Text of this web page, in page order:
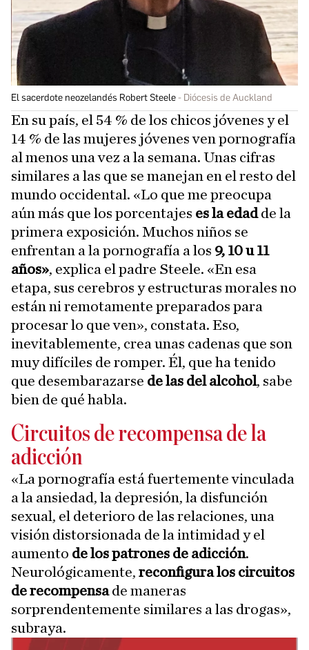
El sacerdote neozelandés Robert Steele Diócesis de Auckland
En su país, el 54 % de los chicos jóvenes y el
14 % de las mujeres jóvenes ven pornografía
al menos una vez a la semana. Unas cifras
similares a las que se manejan en el resto del
mundo occidental. «Lo que me preocupa
aún más que los porcentajes es la edadde la
primera exposición. Muchos niños se
enfrentan a la pornografía a los 9, 10 u 11
años», explica el padre Steele. «En esa
etapa, sus cerebros y estructuras morales no
están ni remotamente preparados para
procesar lo que ven», constata. Eso,
inevitablemente, crea unas cadenas que son
muy difíciles de romper. Él, que ha tenido
que desembarazarse de las del alcohol, sabe
bien de qué habla.
Circuitos de recompensa de la
adicción
«La pornografía está fuertemente vinculada
a la ansiedad, la depresión, la disfunción
sexual, el deterioro de las relaciones, una
visión distorsionada de la intimidad y el
aumento de los patrones de adicción.
Neurológicamente, reconfigura los circuitos
de recompensade maneras
sorprendentemente similares a las drogas»,
subraya.